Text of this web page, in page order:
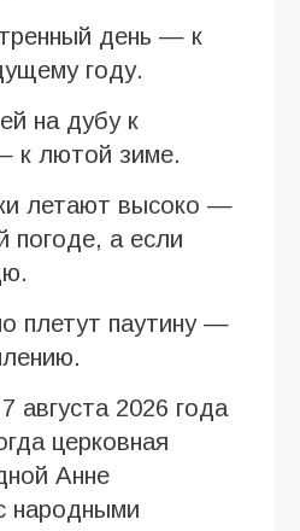
день — к
году.
на дубу к
к лютой зиме.
летают высоко —
погоде, а если
плетут паутину —
августа 2026 года
церковная
Анне
народными